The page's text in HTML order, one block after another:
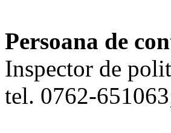
Persoana de
Inspector de
tel. 0762-